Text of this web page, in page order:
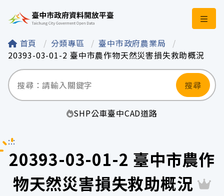
臺中市政府資料開
首頁 分類專區
臺中市政府農業局
20393-03-01-2 臺中市農作物天然災害損失救助概況
搜尋
SHP公車臺中CAD道路
:::
20393-03-01-2 臺中市農作
物天然災害損失救助概況